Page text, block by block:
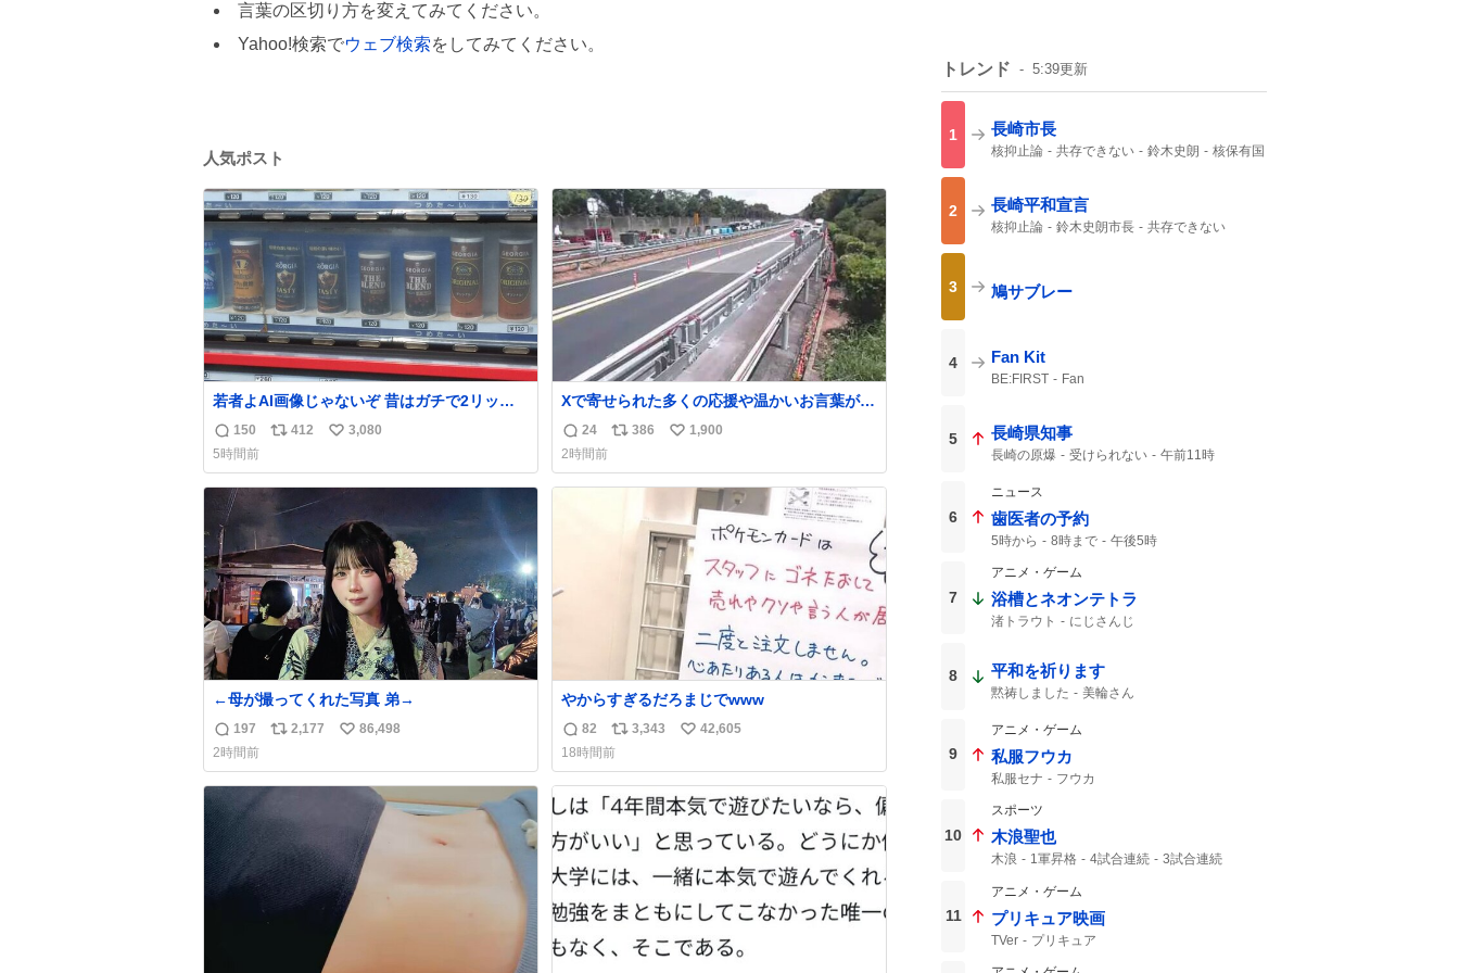
言葉の区切り方を変えてみてください。
Yahoo!検索でウェブ検索をしてみてください。
人気ポスト
若者よAI画像じゃないぞ 昔はガチで2リット
ル売ってたんやでw
返
信
数
150
リ
ス
ト
412
い
ね
3,080
5時間前
Xで寄せられた多くの応援や温かいお言葉が、
復旧作業に携わる社員の大きな励みとなって
おります。ありがとうございます。 九州道
返
信
数
24
リ
ス
386
い
ね
1,900
2時間前
←母が撮ってくれた写真 弟→
返
信
数
197
リ
ス
2,177
い
ね
86,498
2時間前
やからすぎるだろまじでwww
返
信
数
82
リ
ポ
ス
ト
数
3,343
い
ね
数
42,605
18時間前
トレンド 5:39更新
1 長崎市長
核抑止論 共存できない 鈴木史朗
核保有国
2 長崎平和宣言
核抑止論 鈴木史朗市長
共存できない
3 鳩サブレー
4 Fan Kit
BE:FIRST Fan
5 長崎県知事
長崎の原爆 受けられない 午前11時
6
ニュース
歯医者の予約
5時から 8時まで 午後5時
7
アニメ・ゲーム
浴槽とネオンテトラ
渚トラウト にじさんじ
8 平和を祈ります
黙祷しました 美輪さん
9
アニメ・ゲーム
私服フウカ
私服セナ フウカ
10
スポーツ
木浪聖也
木浪 1軍昇格 4試合連続 3試合連続
11
アニメ・ゲーム
プリキュア映画
TVer プリキュア